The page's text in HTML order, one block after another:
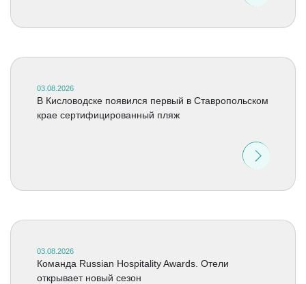
03.08.2026
В Кисловодске появился первый в Ставропольском
крае сертифицированный пляж
03.08.2026
Команда Russian Hospitality Awards. Отели
открывает новый сезон